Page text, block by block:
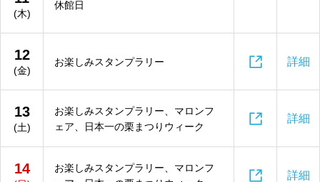
(木)
休館日
12
(金)
お楽しみスタンプラリー  詳細
13
(土)
お楽しみスタンプラリー、マロンフ
ェア、日本一の栗まつりウィーク
 詳細
14
お楽しみスタンプラリー、マロンフ
 詳細